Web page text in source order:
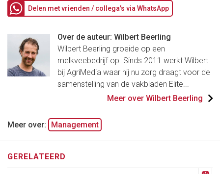
Delen met vrienden / collega's via WhatsApp
Over de auteur: Wilbert Beerling
Wilbert Beerling groeide op een
melkveebedrijf op. Sinds 2011 werkt Wilbert
bij AgriMedia waar hij nu zorg draagt voor de
samenstelling van de vakbladen Elite...
Meer over Wilbert Beerling
Meer over: Management
GERELATEERD